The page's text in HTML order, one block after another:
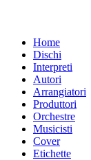
Home
Dischi
Interpreti
Autori
Arrangiatori
Produttori
Orchestre
Musicisti
Cover
Etichette